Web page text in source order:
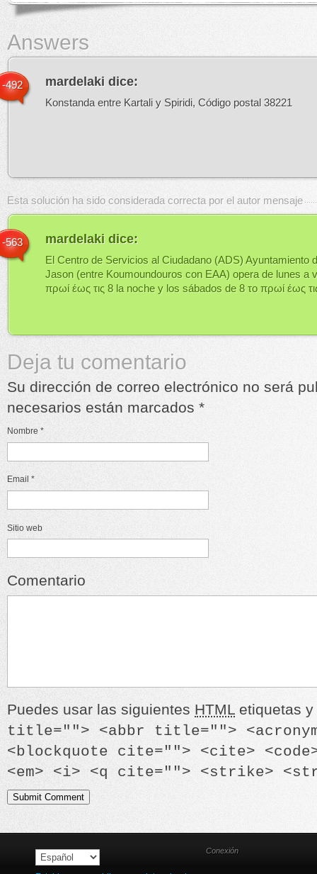
Answers
mardelaki dice:
Konstanda entre Kartali y Spiridi, Código postal 38221
-492
Esta solución ha sido considerada correcta por el autor mensaje
mardelaki dice:
El Centro de Servicios al Ciudadano (ADS) Ayuntamiento
Jason (entre Koumoundouros con EAA) opera de lunes a
πρωί έως τις 8 la noche y los sábados de 8 το πρωί έως
-563
Deja tu comentario
Su dirección de correo electrónico no será
necesarios están marcados *
Nombre *
Email *
Sitio web
Comentario
Puedes usar las siguientes HTML etiquetas
title=""> <abbr title="">
<blockquote cite=""> <cite>
<em> <i> <q cite=""> <strike>
Conexión